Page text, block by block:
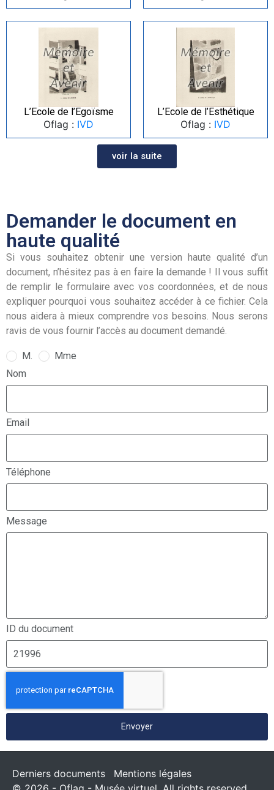
L’Ecole de l’Egoïsme
Oflag : IVD
L’Ecole de l’Esthétique
Oflag : IVD
voir la suite
Demander le document en
haute qualité
Si vous souhaitez obtenir une version haute qualité d’un
document, n’hésitez pas à en faire la demande ! Il vous suffit
de remplir le formulaire avec vos coordonnées, et de nous
expliquer pourquoi vous souhaitez accéder à ce fichier. Cela
nous aidera à mieux comprendre vos besoins. Nous serons
ravis de vous fournir l’accès au document demandé.
M.
Mme
Nom
Email
Téléphone
Message
ID du document
Envoyer
Derniers documents
Mentions légales